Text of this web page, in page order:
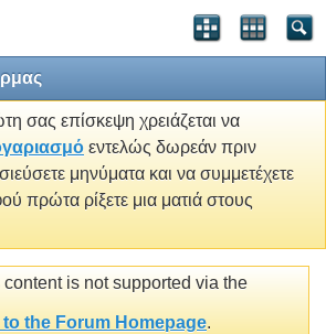
σας επίσκεψη χρειάζεται να
εντελώς δωρεάν πριν
μηνύματα και να συμμετέχετε
πρώτα ρίξετε μια ματιά στους
is not supported via the
the Forum Homepage.